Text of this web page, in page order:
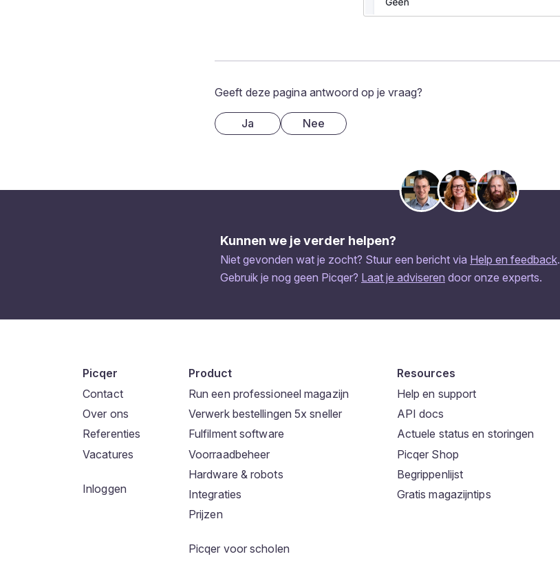
Geeft deze pagina antwoord op je vraag?
Ja Nee
Kunnen we je verder helpen?
Niet gevonden wat je zocht? Stuur een bericht via Help en feedback.
Gebruik je nog geen Picqer? Laat je adviseren door onze experts.
Picqer
Contact
Over ons
Referenties
Vacatures
Inloggen
Product
Run een professioneel magazijn
Verwerk bestellingen 5x sneller
Fulfilment software
Voorraadbeheer
Hardware & robots
Integraties
Prijzen
Picqer voor scholen
Resources
Help en support
API docs
Actuele status en storingen
Picqer Shop
Begrippenlijst
Gratis magazijntips